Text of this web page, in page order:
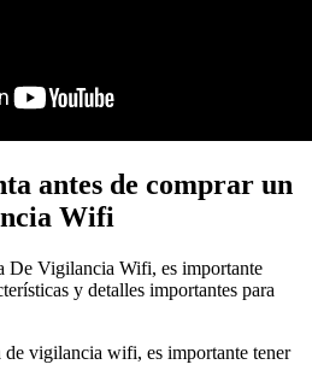
antes de comprar un
Wifi
De Vigilancia Wifi, es importante
y detalles importantes para
de vigilancia wifi, es importante tener